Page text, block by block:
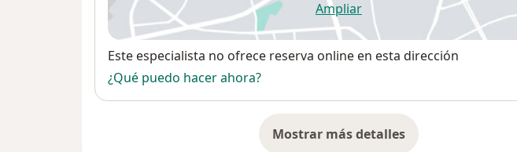
Ampliarse abre en una nueva pestaña
Disponibilidad
Este especialista no ofrece reserva online en esta dirección
¿Qué puedo hacer ahora?
Mostrar más detalles
sobre la dirección